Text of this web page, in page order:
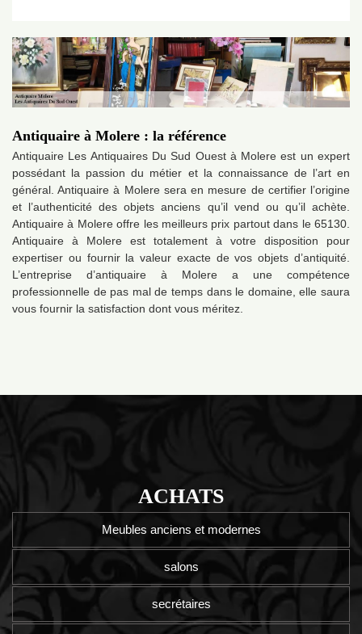
Antiquaire à Molere : la référence
Antiquaire Les Antiquaires Du Sud Ouest à Molere est un expert
possédant la passion du métier et la connaissance de l’art en
général. Antiquaire à Molere sera en mesure de certifier l’origine
et l’authenticité des objets anciens qu’il vend ou qu’il achète.
Antiquaire à Molere offre les meilleurs prix partout dans le 65130.
Antiquaire à Molere est totalement à votre disposition pour
expertiser ou fournir la valeur exacte de vos objets d’antiquité.
L’entreprise d’antiquaire à Molere a une compétence
professionnelle de pas mal de temps dans le domaine, elle saura
vous fournir la satisfaction dont vous méritez.
ACHATS
Meubles anciens et modernes
salons
secrétaires